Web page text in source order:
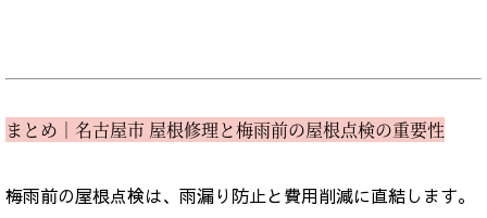
まとめ｜名古屋市 屋根修理と梅雨前の屋根点検の重要性
梅雨前の屋根点検は、雨漏り防止と費用削減に直結します。